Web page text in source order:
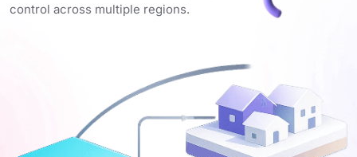
control across multiple regions.